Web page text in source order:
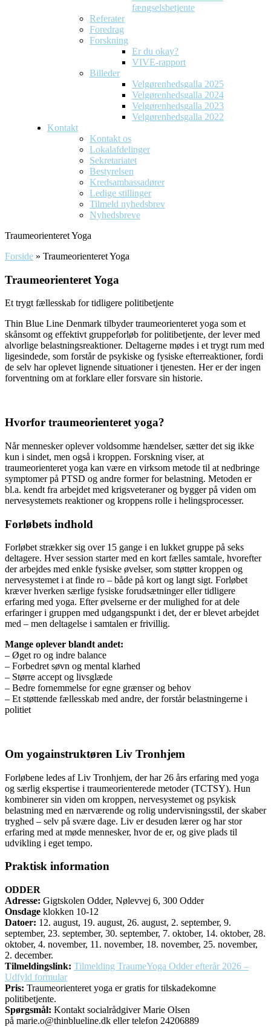
fængselsbetjente
Referater
Foredrag
Forskning
Er du okay?
VIVE-rapport
Billeder
Velgørenhedsgalla 2025
Velgørenhedsgalla 2024
Velgørenhedsgalla 2023
Velgørenhedsgalla 2022
Kontakt
Kontakt os
Lokalafdelinger
Sekretariatet
Bestyrelsen
Kredsambassadører
Ledige stillinger
Tilmeld nyhedsbrev
Nyhedsbreve
Traumeorienteret Yoga
Forside » Traumeorienteret Yoga
Traumeorienteret Yoga
Et trygt fællesskab for tidligere politibetjente
Thin Blue Line Denmark tilbyder traumeorienteret yoga som et
skånsomt og effektivt gruppeforløb for politibetjente, der lever med
alvorlige belastningsreaktioner. Deltagerne mødes i et trygt rum med
ligesindede, som forstår de psykiske og fysiske efterreaktioner, fordi
de selv har oplevet lignende situationer i tjenesten. Her er der ingen
forventning om at forklare eller forsvare sin historie.
Hvorfor traumeorienteret yoga?
Når mennesker oplever voldsomme hændelser, sætter det sig ikke
kun i sindet, men også i kroppen. Forskning viser, at
traumeorienteret yoga kan være en virksom metode til at nedbringe
symptomer på PTSD og andre former for belastning. Metoden er
bl.a. kendt fra arbejdet med krigsveteraner og bygger på viden om
nervesystemets reaktioner og kroppens rolle i helingsprocesser.
Forløbets indhold
Forløbet strækker sig over 15 gange i en lukket gruppe på seks
deltagere. Hver session starter med en kort fælles samtale, hvorefter
der arbejdes med enkle fysiske øvelser, som støtter kroppen og
nervesystemet i at finde ro – både på kort og langt sigt. Forløbet
kræver hverken særlige fysiske forudsætninger eller tidligere
erfaring med yoga. Efter øvelserne er der mulighed for at dele
erfaringer i gruppen med udgangspunkt i det, der er blevet arbejdet
med – men deltagelse i samtalen er frivillig.
Mange oplever blandt andet:
– Øget ro og indre balance
– Forbedret søvn og mental klarhed
– Større accept og livsglæde
– Bedre fornemmelse for egne grænser og behov
– Et støttende fællesskab med andre, der forstår belastningerne i
politiet
Om yogainstruktøren Liv Tronhjem
Forløbene ledes af Liv Tronhjem, der har 26 års erfaring med yoga
og særlig ekspertise i traumeorienterede metoder (TCTSY). Hun
kombinerer sin viden om kroppen, nervesystemet og psykisk
belastning med en nærværende og rolig undervisningsstil, der skaber
tryghed – selv på svære dage. Liv er desuden lærer og har stor
erfaring med at møde mennesker, hvor de er, og give plads til
udvikling i eget tempo.
Praktisk information
ODDER
Adresse: Gigtskolen Odder, Nølevvej 6, 300 Odder
Onsdage klokken 10-12
Datoer: 12. august, 19. august, 26. august, 2. september, 9.
september, 23. september, 30. september, 7. oktober, 14. oktober, 28.
oktober, 4. november, 11. november, 18. november, 25. november,
2. december.
Tilmeldingslink: Tilmelding TraumeYoga Odder efterår 2026 –
Udfyld formular
Pris: Traumeorienteret yoga er gratis for tilskadekomne
politibetjente.
Spørgsmål: Kontakt socialrådgiver Marie Olsen
på marie.o@thinblueline.dk eller telefon 24206889